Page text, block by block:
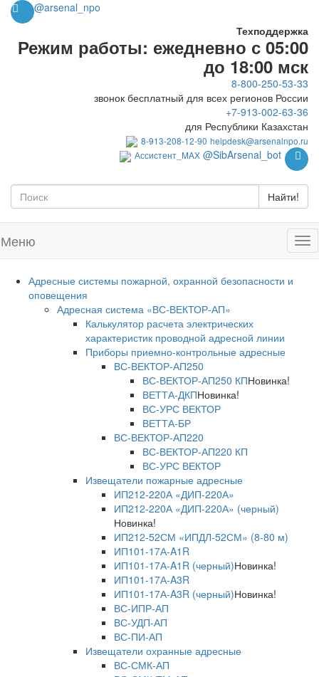
@arsenal_npo
Техподдержка
Режим работы: ежедневно с 05:00
до 18:00 мск
8-800-250-53-33
звонок бесплатный для всех регионов России
+7-913-002-63-36
для Республики Казахстан
8-913-208-12-90 helpdesk@arsenalnpo.ru
Ассистент_MAX @SibArsenal_bot
Найти!
Меню
Адресные системы пожарной, охранной безопасности и
оповещения
Адресная система «ВС-ВЕКТОР-АП»
Калькулятор расчета электрических
характеристик проводной адресной линии
Приборы приемно-контрольные адресные
ВС-ВЕКТОР-АП250
ВС-ВЕКТОР-АП250 КПНовинка!
ВЕТТА-ДКПНовинка!
ВС-УРС ВЕКТОР
ВЕТТА-БР
ВС-ВЕКТОР-АП220
ВС-ВЕКТОР-АП220 КП
ВС-УРС ВЕКТОР
Извещатели пожарные адресные
ИП212-220А «ДИП-220А»
ИП212-220А «ДИП-220А» (черный)
Новинка!
ИП212-52СМ «ИПДЛ-52СМ» (8-80 м)
ИП101-17А-A1R
ИП101-17А-A1R (черный)Новинка!
ИП101-17А-A3R
ИП101-17А-A3R (черный)Новинка!
ВС-ИПР-АП
ВС-УДП-АП
ВС-ПИ-АП
Извещатели охранные адресные
ВС-СМК-АП